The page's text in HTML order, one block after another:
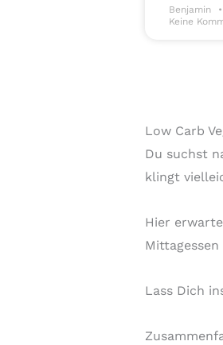
Benjamin
Keine
Low Carb
Du suchst
klingt
Hier
Lass Dich